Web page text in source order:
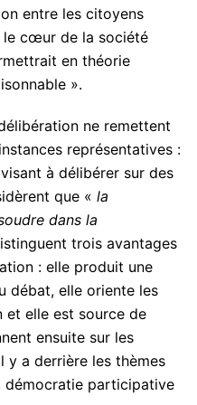
entre les citoyens
cœur de la société
en théorie
».
ne remettent
représentatives :
à délibérer sur des
que « la
dans la
trois avantages
: elle produit une
débat, elle oriente les
et elle est source de
ensuite sur les
y a derrière les thèmes
démocratie participative